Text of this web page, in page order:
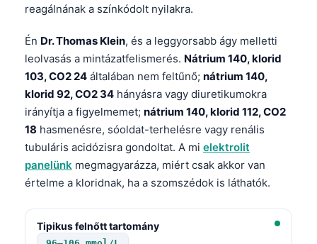
reagálnának a színkódolt nyilakra.
Én Dr. Thomas Klein, és a leggyorsabb ágy melletti
leolvasás a mintázatfelismerés. Nátrium 140, klorid
103, CO2 24 általában nem feltűnő; nátrium 140,
klorid 92, CO2 34 hányásra vagy diuretikumokra
irányítja a figyelmemet; nátrium 140, klorid 112, CO2
18 hasmenésre, sóoldat-terhelésre vagy renális
tubuláris acidózisra gondoltat. A mi elektrolit
panelünk megmagyarázza, miért csak akkor van
értelme a kloridnak, ha a szomszédok is láthatók.
Tipikus felnőtt tartomány